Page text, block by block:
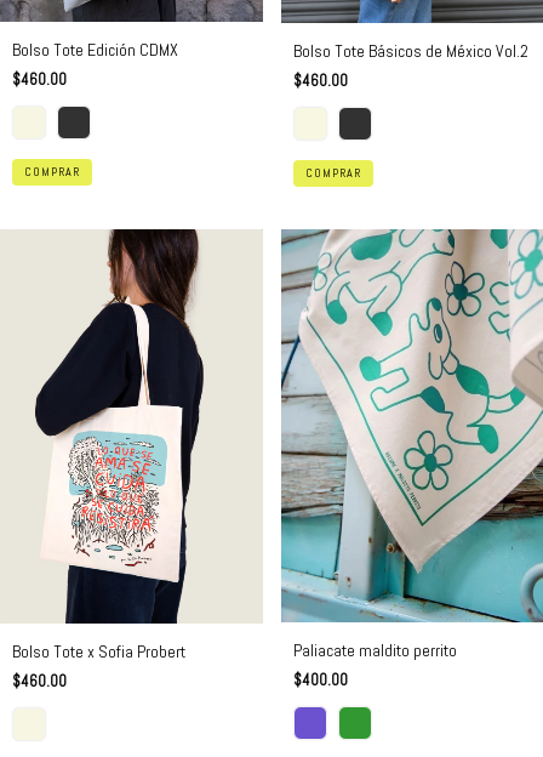
Bolso Tote Edición CDMX
$460.00
COMPRAR
Bolso Tote Básicos de México Vol.2
$460.00
COMPRAR
Bolso Tote x Sofia Probert
$460.00
Paliacate maldito perrito
$400.00